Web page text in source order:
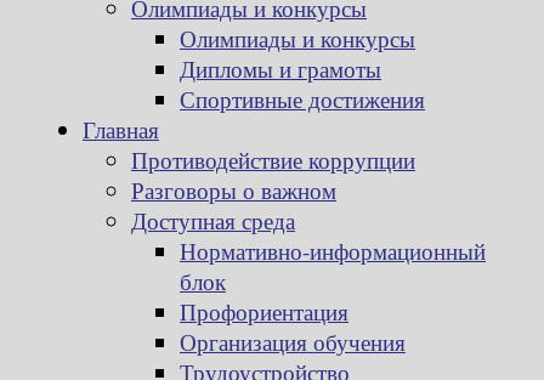
Олимпиады и конкурсы
Олимпиады и конкурсы
Дипломы и грамоты
Спортивные достижения
Главная
Противодействие коррупции
Разговоры о важном
Доступная среда
Нормативно-информационный
блок
Профориентация
Организация обучения
Трудоустройство